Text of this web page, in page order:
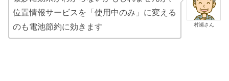
村瀬さん
位置情報サービスを「使用中のみ」に変える
のも電池節約に効きます